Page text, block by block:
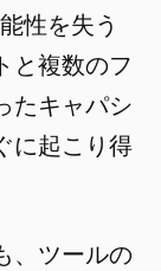
性を失う
と複数のフ
たキャパシ
に起こり得
、ツールの